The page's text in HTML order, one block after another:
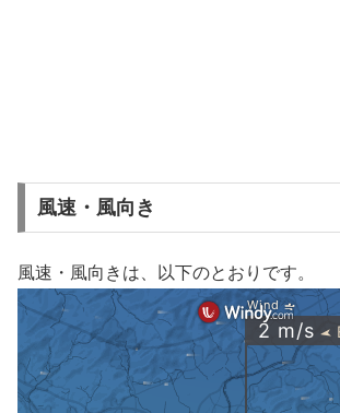
風速・風向き
風速・風向きは、以下のとおりです。